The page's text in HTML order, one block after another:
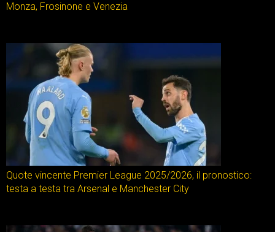
Monza, Frosinone e Venezia
Quote vincente Premier League 2025/2026, il pronostico:
testa a testa tra Arsenal e Manchester City